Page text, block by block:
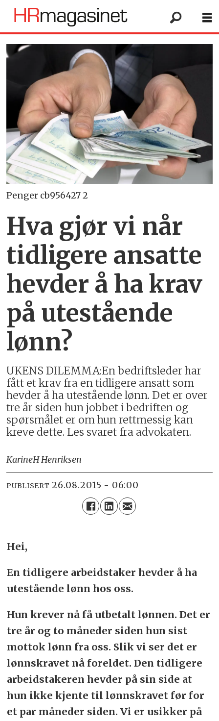
Penger cb956427 2
Hva gjør vi når
tidligere ansatte
hevder å ha krav
på utestående
lønn?
UKENS DILEMMA:En bedriftsleder har
fått et krav fra en tidligere ansatt som
hevder å ha utestående lønn. Det er over
tre år siden hun jobbet i bedriften og
spørsmålet er om hun rettmessig kan
kreve dette. Les svaret fra advokaten.
KarineH Henriksen
PUBLISERT 26.08.2015 - 06:00
Hei,
En tidligere arbeidstaker hevder å ha
utestående lønn hos oss.
Hun krever nå få utbetalt lønnen. Det er
tre år og to måneder siden hun sist
mottok lønn fra oss. Slik vi ser det er
lønnskravet nå foreldet. Den tidligere
arbeidstakeren hevder på sin side at
hun ikke kjente til lønnskravet før for
et par måneder siden. Vi er usikker på